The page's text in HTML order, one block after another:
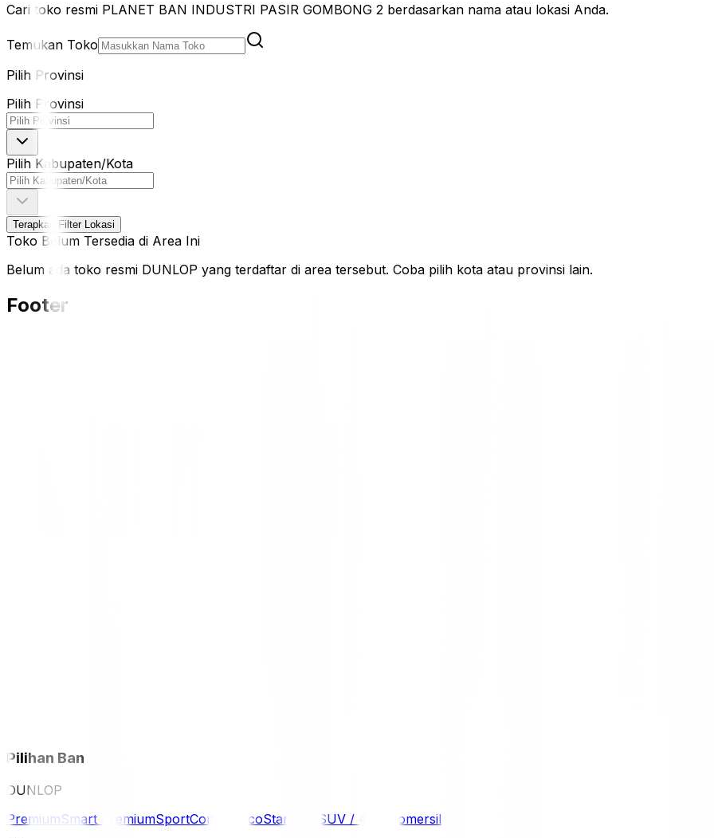
Cari toko resmi PLANET BAN INDUSTRI PASIR GOMBONG 2 berdasarkan nama atau lokasi Anda.
Temukan Toko
Pilih Provinsi
Pilih Provinsi
Pilih Kabupaten/Kota
Terapkan Filter Lokasi
Toko Belum Tersedia di Area Ini
Belum ada toko resmi DUNLOP yang terdaftar di area tersebut. Coba pilih kota atau provinsi lain.
Footer
Pilihan Ban
DUNLOP
PremiumSmart PremiumSportComfort EcoStandard SUV / 4WD
Komersil